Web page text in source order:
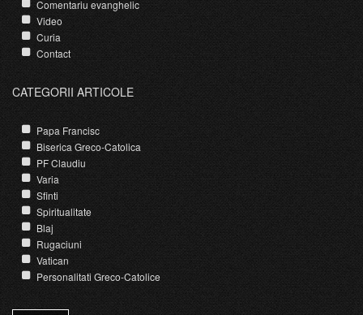
Comentariu evanghelic
Video
Curia
Contact
CATEGORII ARTICOLE
Papa Francisc
Biserica Greco-Catolica
PF Claudiu
Varia
Sfinti
Spiritualitate
Blaj
Rugaciuni
Vatican
Personalitati Greco-Catolice